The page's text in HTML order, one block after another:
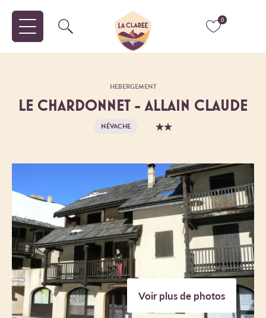
0
HEBERGEMENT
LE CHARDONNET - ALLAIN CLAUDE
NÉVACHE
Voir plus de photos